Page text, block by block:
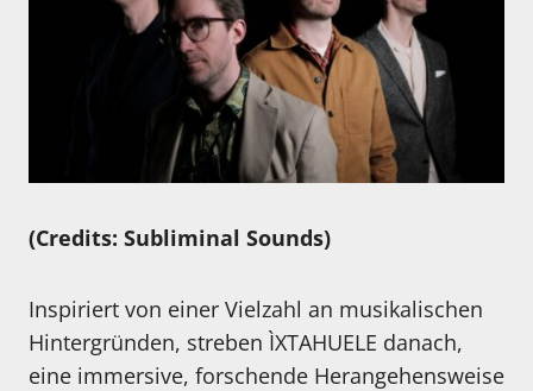
(Credits: Subliminal Sounds)
Inspiriert von einer Vielzahl an musikalischen
Hintergründen, streben ÌXTAHUELE danach,
eine immersive, forschende Herangehensweise